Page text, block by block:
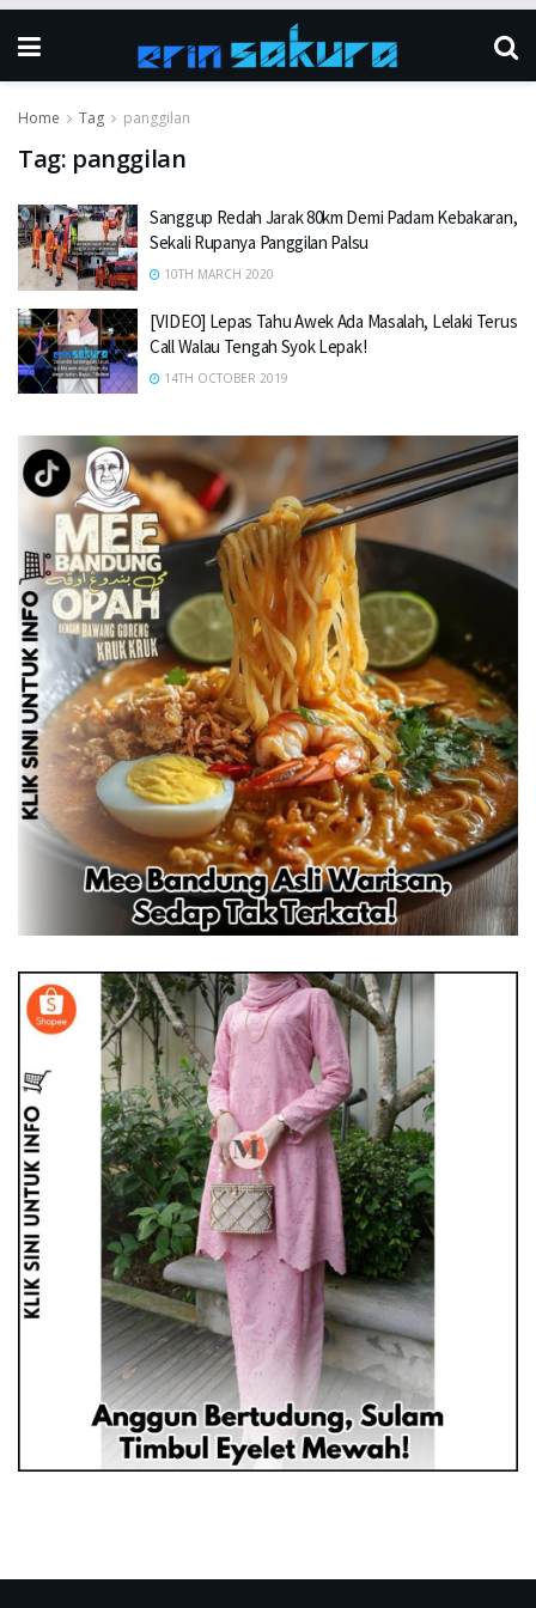
Home Tag panggilan
Tag: panggilan
Sanggup Redah Jarak 80km Demi Padam Kebakaran,
Sekali Rupanya Panggilan Palsu
10TH MARCH 2020
[VIDEO] Lepas Tahu Awek Ada Masalah, Lelaki Terus
Call Walau Tengah Syok Lepak!
14TH OCTOBER 2019